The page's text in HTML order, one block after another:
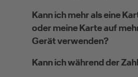
Kann ich mehr als eine
oder meine Karte auf
Gerät verwenden?
Kann ich während der